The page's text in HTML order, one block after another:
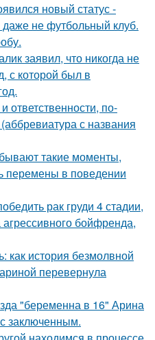
новый статус -
не футбольный клуб.
заявил, что никогда не
с которой был в
ответственности, по-
с названия
такие моменты,
перемены в поведении
рак груди 4 стадии,
агрессивного бойфренда,
как история безмолвной
перевернула
"беременна в 16" Арина
заключенным.